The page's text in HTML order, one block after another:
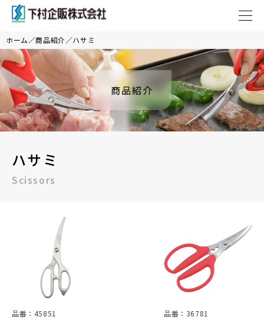
ホーム 商品紹介 ハサミ
商品紹介
ハサミ
Scissors
品番：45851 品番：36781